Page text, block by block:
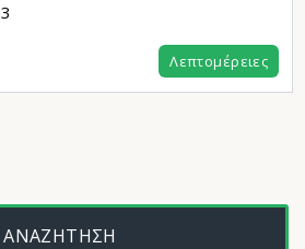
3
Λεπτομέρειες
ΑΝΑΖΗΤΗΣΗ